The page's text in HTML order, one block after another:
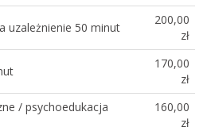
uzależnienie 50 minut
200,00
zł
170,00
zł
/ psychoedukacja
160,00
zł